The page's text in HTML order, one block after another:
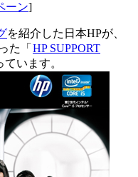
ーン]
を紹介した日本HPが、
た「 HP SUPPORT
ています。